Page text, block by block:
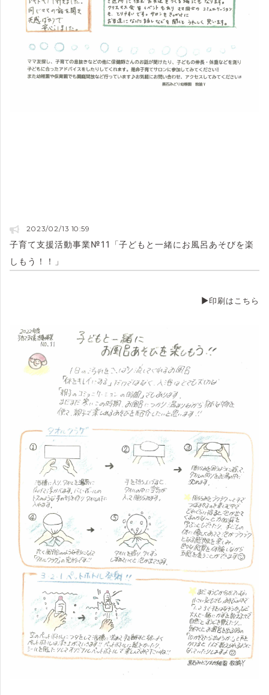
2023/02/13 10:59
子育て支援活動事業№11「子どもと一緒にお風呂あそびを楽
しもう！！」
▶印刷はこちら